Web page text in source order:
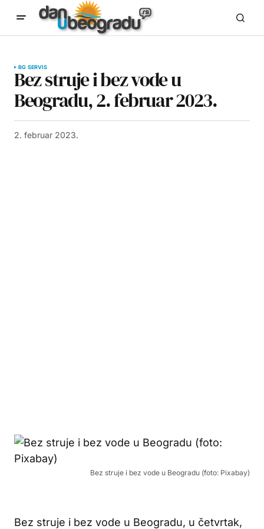
BG SERVIS
Bez struje i bez vode u
Beogradu, 2. februar 2023.
2. februar 2023.
Bez struje i bez vode u Beogradu (foto: Pixabay)
Bez struje i bez vode u Beogradu, u četvrtak,